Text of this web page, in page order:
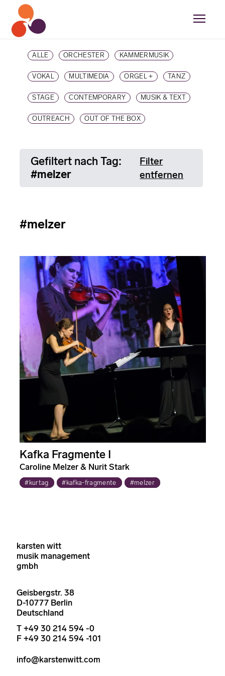
ALLE ORCHESTER KAMMERMUSIK
VOKAL MULTIMEDIA ORGEL + TANZ
STAGE CONTEMPORARY MUSIK & TEXT
OUTREACH OUT OF THE BOX
Gefiltert nach Tag:
#melzer
Filter
entfernen
#melzer
Kafka Fragmente I
Caroline Melzer & Nurit Stark
#kurtag #kafka-fragmente #melzer
karsten witt
musik management
gmbh
Geisbergstr. 38
D-10777 Berlin
Deutschland
T +49 30 214 594 -0
F +49 30 214 594 -101
info@karstenwitt.com